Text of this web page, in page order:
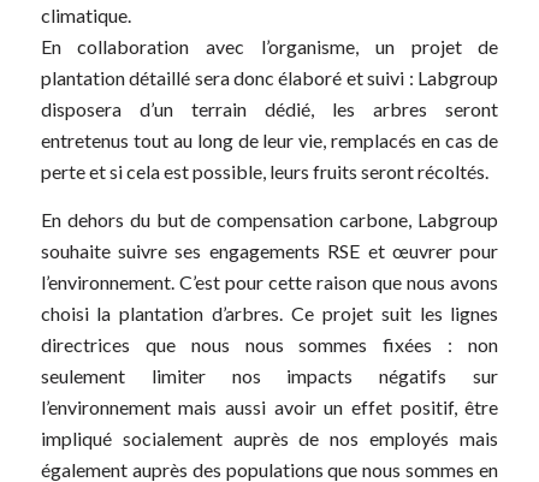
climatique.
En collaboration avec l’organisme, un projet de
plantation détaillé sera donc élaboré et suivi : Labgroup
disposera d’un terrain dédié, les arbres seront
entretenus tout au long de leur vie, remplacés en cas de
perte et si cela est possible, leurs fruits seront récoltés.
En dehors du but de compensation carbone, Labgroup
souhaite suivre ses engagements RSE et œuvrer pour
l’environnement. C’est pour cette raison que nous avons
choisi la plantation d’arbres. Ce projet suit les lignes
directrices que nous nous sommes fixées : non
seulement limiter nos impacts négatifs sur
l’environnement mais aussi avoir un effet positif, être
impliqué socialement auprès de nos employés mais
également auprès des populations que nous sommes en